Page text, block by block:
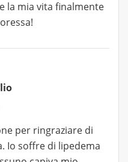
la mia vita finalmente
per ringraziare di
Io soffre di lipedema